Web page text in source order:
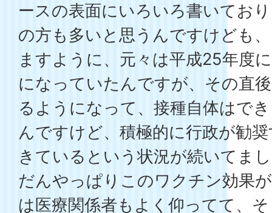
ースの表面にいろいろ書いてお
の方も多いと思うんですけども
ますように、元々は平成25年度
になっていたんですが、その直
るようになって、接種自体はで
んですけど、積極的に行政が勧
きているという状況が続いてま
だんやっぱりこのワクチン効果
は医療関係者もよく仰ってて、